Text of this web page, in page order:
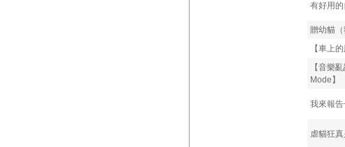
有好用
贈幼貓
【車上
【音樂
Mode】
我來報
虐貓狂